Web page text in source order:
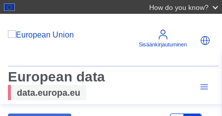
How do you know?
Sisäänkirjautuminen
European data
data.europa.eu